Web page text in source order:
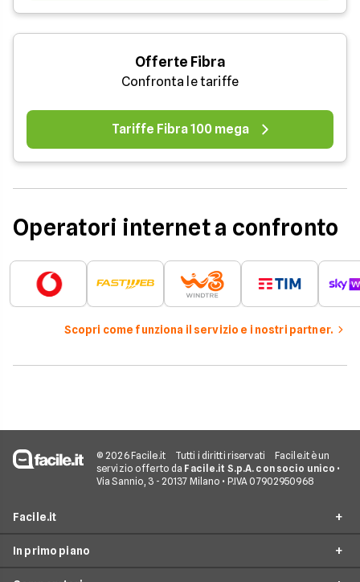
Offerte Fibra
Confronta le tariffe
Tariffe Fibra 100 mega
Operatori internet a confronto
Scopri come funziona il servizio e i nostri partner.
© 2026 Facile.it Tutti i diritti riservati
Facile.it è un
servizio offerto da Facile.it S.p.A. con socio unico •
Via Sannio, 3 - 20137 Milano • P.IVA 07902950968
Facile.it
Assicurazioni
In primo piano